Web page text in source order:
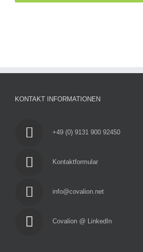
KONTAKT INFORMATIONEN
+49 (0) 9131 900 92450
Kontaktformular
info@covalion.net
Covalion @ LinkedIn